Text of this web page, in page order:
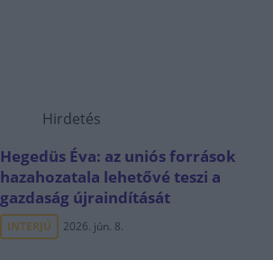
Hirdetés
Hegedüs Éva: az uniós források
hazahozatala lehetővé teszi a
gazdaság újraindítását
INTERJÚ 2026. jún. 8.